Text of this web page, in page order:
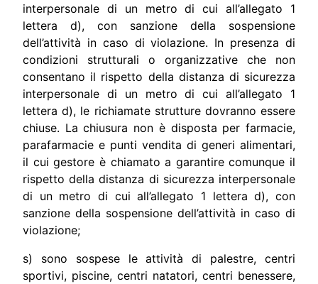
interpersonale di un metro di cui all’allegato 1
lettera d), con sanzione della sospensione
dell’attività in caso di violazione. In presenza di
condizioni strutturali o organizzative che non
consentano il rispetto della distanza di sicurezza
interpersonale di un metro di cui all’allegato 1
lettera d), le richiamate strutture dovranno essere
chiuse. La chiusura non è disposta per farmacie,
parafarmacie e punti vendita di generi alimentari,
il cui gestore è chiamato a garantire comunque il
rispetto della distanza di sicurezza interpersonale
di un metro di cui all’allegato 1 lettera d), con
sanzione della sospensione dell’attività in caso di
violazione;
s) sono sospese le attività di palestre, centri
sportivi, piscine, centri natatori, centri benessere,